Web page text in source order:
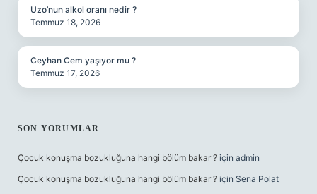
Uzo’nun alkol oranı nedir ?
Temmuz 18, 2026
Ceyhan Cem yaşıyor mu ?
Temmuz 17, 2026
SON YORUMLAR
Çocuk konuşma bozukluğuna hangi bölüm bakar ? için admin
Çocuk konuşma bozukluğuna hangi bölüm bakar ? için Sena Polat